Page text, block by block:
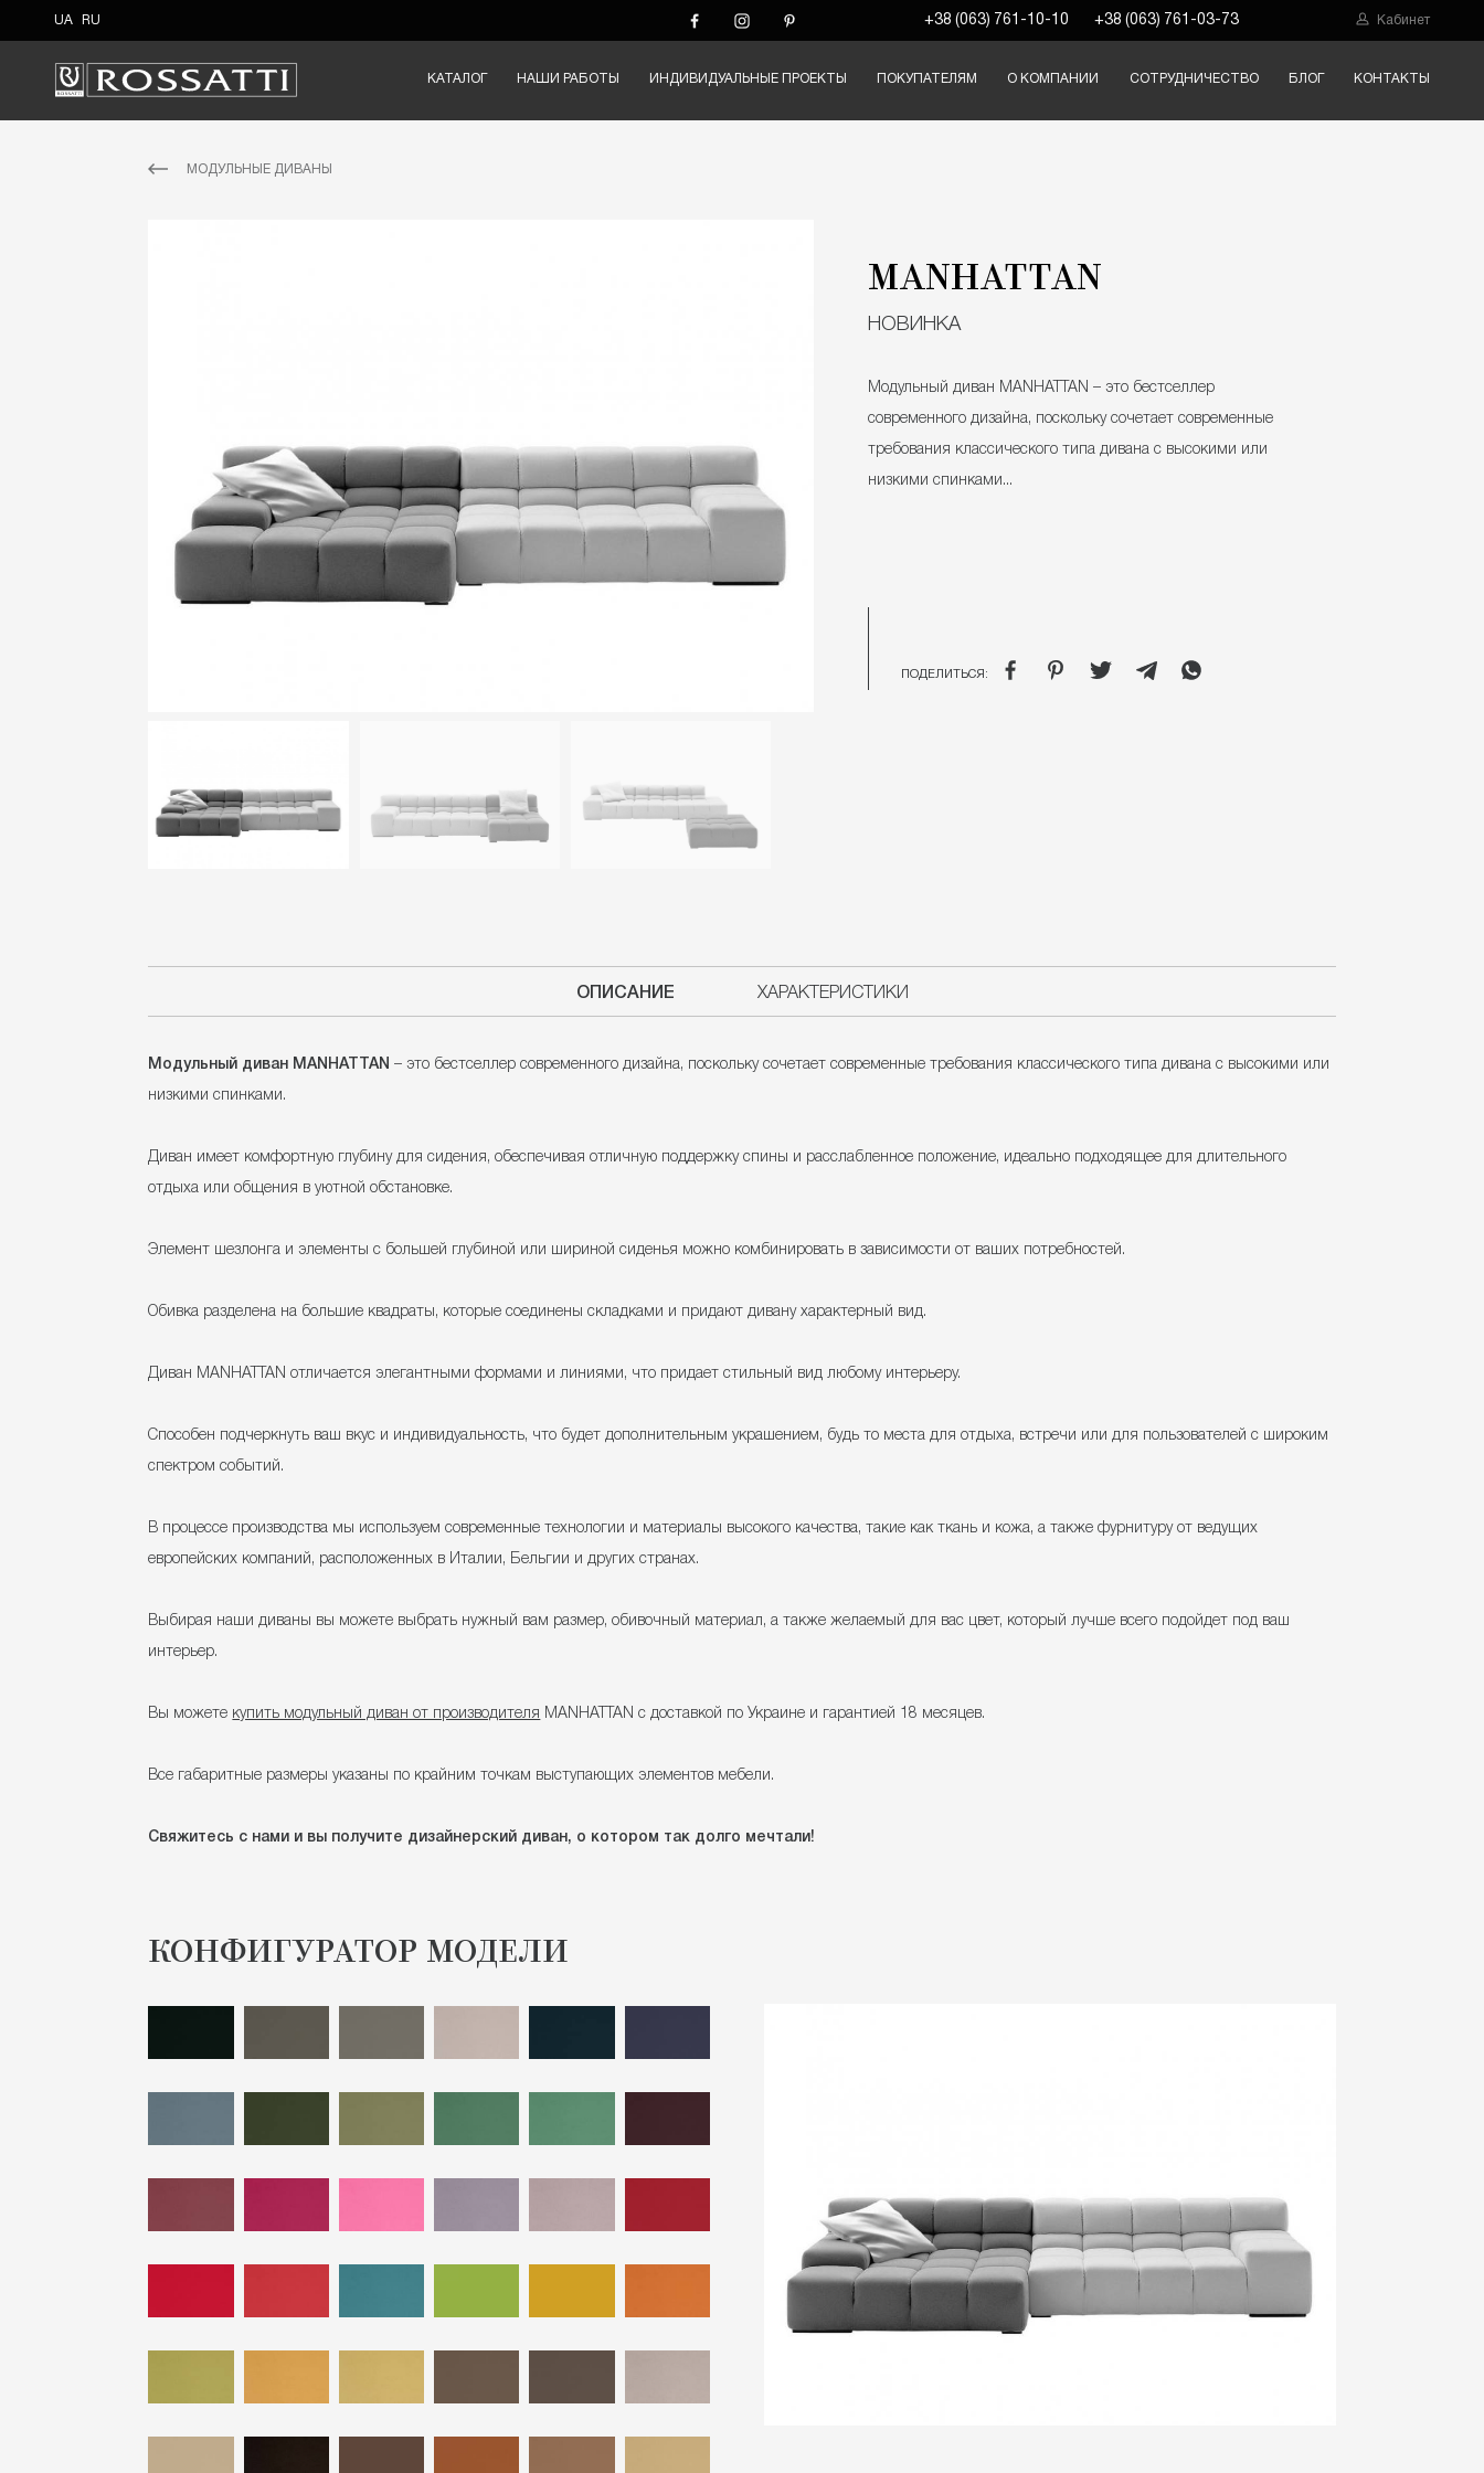
UA RU +38 (063) 761-10-10 +38 (063) 761-03-73 Кабинет
КАТАЛОГ НАШИ РАБОТЫ ИНДИВИДУАЛЬНЫЕ ПРОЕКТЫ ПОКУПАТЕЛЯМ О КОМПАНИИ СОТРУДНИЧЕСТВО БЛОГ КОНТАКТЫ
МОДУЛЬНЫЕ ДИВАНЫ
MANHATTAN
НОВИНКА
Модульный диван MANHATTAN – это бестселлер
современного дизайна, поскольку сочетает современные
требования классического типа дивана с высокими или
низкими спинками...
ПОДЕЛИТЬСЯ:
ОПИСАНИЕ ХАРАКТЕРИСТИКИ
Модульный диван MANHATTAN – это бестселлер современного дизайна, поскольку сочетает современные требования классического типа дивана с высокими или
низкими спинками.
Диван имеет комфортную глубину для сидения, обеспечивая отличную поддержку спины и расслабленное положение, идеально подходящее для длительного
отдыха или общения в уютной обстановке.
Элемент шезлонга и элементы с большей глубиной или шириной сиденья можно комбинировать в зависимости от ваших потребностей.
Обивка разделена на большие квадраты, которые соединены складками и придают дивану характерный вид.
Диван MANHATTAN отличается элегантными формами и линиями, что придает стильный вид любому интерьеру.
Способен подчеркнуть ваш вкус и индивидуальность, что будет дополнительным украшением, будь то места для отдыха, встречи или для пользователей с широким
спектром событий.
В процессе производства мы используем современные технологии и материалы высокого качества, такие как ткань и кожа, а также фурнитуру от ведущих
европейских компаний, расположенных в Италии, Бельгии и других странах.
Выбирая наши диваны вы можете выбрать нужный вам размер, обивочный материал, а также желаемый для вас цвет, который лучше всего подойдет под ваш
интерьер.
Вы можете купить модульный диван от производителя MANHATTAN с доставкой по Украине и гарантией 18 месяцев.
Все габаритные размеры указаны по крайним точкам выступающих элементов мебели.
Свяжитесь с нами и вы получите дизайнерский диван, о котором так долго мечтали!
КОНФИГУРАТОР МОДЕЛИ